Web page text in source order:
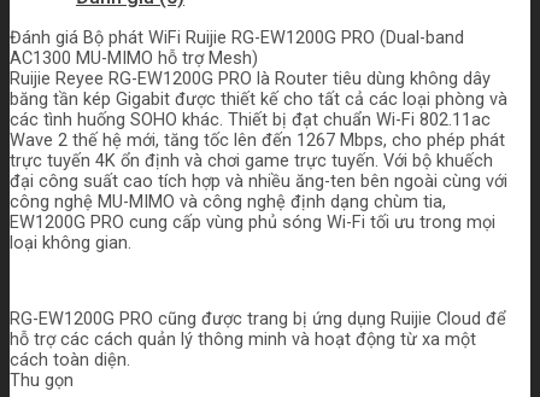
Đánh giá Bộ phát WiFi Ruijie RG-EW1200G PRO (Dual-band
AC1300 MU-MIMO hỗ trợ Mesh)
Ruijie Reyee RG-EW1200G PRO là Router tiêu dùng không dây
băng tần kép Gigabit được thiết kế cho tất cả các loại phòng và
các tình huống SOHO khác. Thiết bị đạt chuẩn Wi-Fi 802.11ac
Wave 2 thế hệ mới, tăng tốc lên đến 1267 Mbps, cho phép phát
trực tuyến 4K ổn định và chơi game trực tuyến. Với bộ khuếch
đại công suất cao tích hợp và nhiều ăng-ten bên ngoài cùng với
công nghệ MU-MIMO và công nghệ định dạng chùm tia,
EW1200G PRO cung cấp vùng phủ sóng Wi-Fi tối ưu trong mọi
loại không gian.
RG-EW1200G PRO cũng được trang bị ứng dụng Ruijie Cloud để
hỗ trợ các cách quản lý thông minh và hoạt động từ xa một
cách toàn diện.
Thu gọn